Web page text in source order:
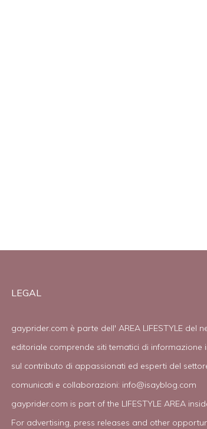
LEGAL
gayprider.com è parte dell' AREA LIFESTYLE del
editoriale comprende siti tematici di informazione
sul contributo di appassionati ed esperti del
comunicati e collaborazioni: info@isayblog.com
gayprider.com is part of the LIFESTYLE AREA
For advertising, press releases and other